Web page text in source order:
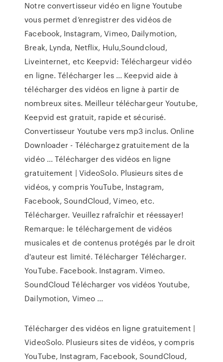
Notre convertisseur vidéo en ligne Youtube
vous permet d’enregistrer des vidéos de
Facebook, Instagram, Vimeo, Dailymotion,
Break, Lynda, Netflix, Hulu,Soundcloud,
Liveinternet, etc Keepvid: Téléchargeur vidéo
en ligne. Télécharger les ... Keepvid aide à
télécharger des vidéos en ligne à partir de
nombreux sites. Meilleur téléchargeur Youtube,
Keepvid est gratuit, rapide et sécurisé.
Convertisseur Youtube vers mp3 inclus. Online
Downloader - Téléchargez gratuitement de la
vidéo ... Télécharger des vidéos en ligne
gratuitement | VideoSolo. Plusieurs sites de
vidéos, y compris YouTube, Instagram,
Facebook, SoundCloud, Vimeo, etc.
Télécharger. Veuillez rafraîchir et réessayer!
Remarque: le téléchargement de vidéos
musicales et de contenus protégés par le droit
d'auteur est limité. Télécharger Télécharger.
YouTube. Facebook. Instagram. Vimeo.
SoundCloud Télécharger vos vidéos Youtube,
Dailymotion, Vimeo ...
Télécharger des vidéos en ligne gratuitement |
VideoSolo. Plusieurs sites de vidéos, y compris
YouTube, Instagram, Facebook, SoundCloud,